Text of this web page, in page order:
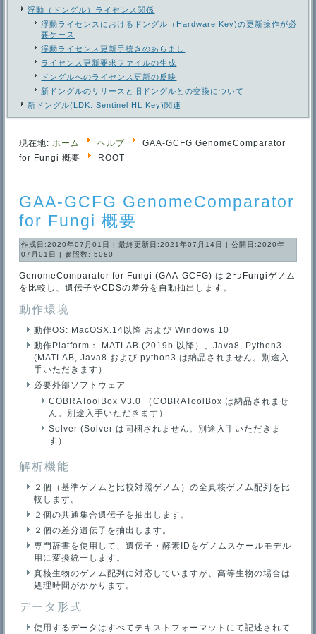
浮動（ドングル）ライセンス関係
浮動ライセンスにおけるドングル（Hardware Key)の更新操作が必
要ケース
浮動ライセンス更新手続きのあらまし
ライセンス更新要求ファイルの生成
ドングルへのライセンス更新の反映
新ドングルのリリースと旧ドングルとの交換について
新ドングル(LDK: Sentinel HL Key)関連
現在地: ホーム ヘルプ
GAA-GCFG GenomeComparator
for Fungi 概要
ROOT
GAA-GCFG GenomeComparator
for Fungi 概要
作成日:2020年07月01日 |最終更新日:2021年07月14日 |公開日:2020年
07月01日
|参照数: 5080
GenomeComparator for Fungi (GAA-GCFG) は２つFungiゲノム
を比較し、遺伝子やCDSの差分を自動抽出します。
動作環境
動作OS: MacOSX.14以降 および Windows 10
動作Platform： MATLAB (2019b 以降）、Java8, Python3
(MATLAB, Java8 および python3 は納品されません。別途入
手いただきます）
必要外部ソフトウェア
COBRAToolBox V3.0 （COBRAToolBox は納品されませ
ん。別途入手いただきます）
Solver (Solver は同梱されません。別途入手いただきま
す）
解析機能
２個（基準ゲノムと比較対照ゲノム）の全真核ゲノム配列を比
較します。
２個の共通集合遺伝子を抽出します。
２個の差分遺伝子を抽出します。
専門辞書を使用して、遺伝子・酵素IDをゲノムスケールモデル
用に変換統一します。
真核生物のゲノム配列に対応していますが、高等生物の場合は
処理時間がかかります。
データ形式
使用するデータはすべてテキストフォーマットにて記述されて